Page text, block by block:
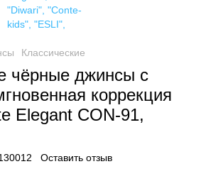
Классические
чёрные джинсы с
коррекция
Elegant CON-91,
Оставить отзыв